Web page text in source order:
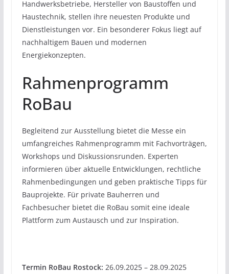
Handwerksbetriebe, Hersteller von Baustoffen und
Haustechnik, stellen ihre neuesten Produkte und
Dienstleistungen vor. Ein besonderer Fokus liegt auf
nachhaltigem Bauen und modernen
Energiekonzepten.
Rahmenprogramm
RoBau
Begleitend zur Ausstellung bietet die Messe ein
umfangreiches Rahmenprogramm mit Fachvorträgen,
Workshops und Diskussionsrunden. Experten
informieren über aktuelle Entwicklungen, rechtliche
Rahmenbedingungen und geben praktische Tipps für
Bauprojekte. Für private Bauherren und
Fachbesucher bietet die RoBau somit eine ideale
Plattform zum Austausch und zur Inspiration.
Termin RoBau Rostock: 26.09.2025 – 28.09.2025